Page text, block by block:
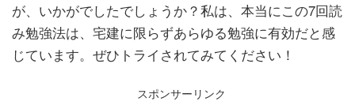
が、いかがでしたでしょうか？私は、本当にこの7回読
み勉強法は、宅建に限らずあらゆる勉強に有効だと感
じています。ぜひトライされてみてください！
スポンサーリンク